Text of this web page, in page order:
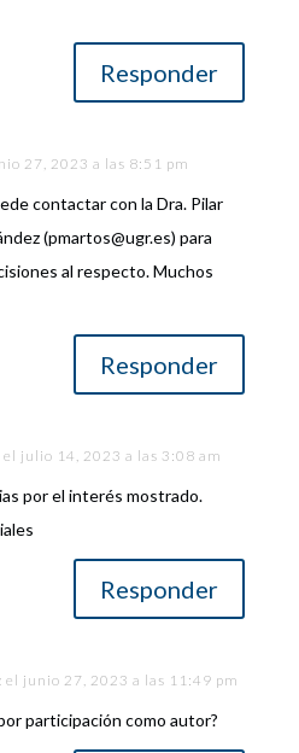
Responder
27, 2023 a las 8:51 pm
contactar con la Dra. Pilar
(pmartos@ugr.es) para
al respecto. Muchos
Responder
el julio 14, 2023 a las 3:08 am
por el interés mostrado.
Responder
el junio 27, 2023 a las 11:49 pm
participación como autor?